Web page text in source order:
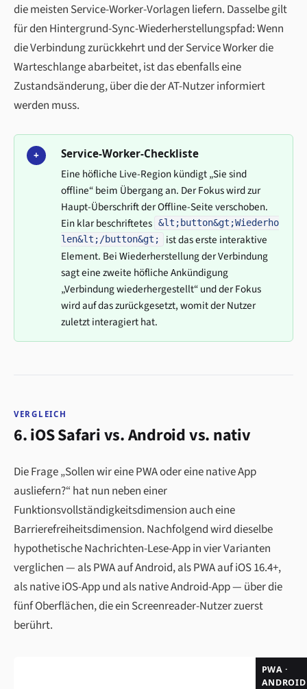
die meisten Service-Worker-Vorlagen liefern. Dasselbe gilt
für den Hintergrund-Sync-Wiederherstellungspfad: Wenn
die Verbindung zurückkehrt und der Service Worker die
Warteschlange abarbeitet, ist das ebenfalls eine
Zustandsänderung, über die der AT-Nutzer informiert
werden muss.
+ Service-Worker-Checkliste
Eine höfliche Live-Region kündigt „Sie sind
offline“ beim Übergang an. Der Fokus wird zur
Haupt-Überschrift der Offline-Seite verschoben.
Ein klar beschriftetes &lt;button&gt;Wiederho
len&lt;/button&gt;
ist das erste interaktive
Element. Bei Wiederherstellung der Verbindung
sagt eine zweite höfliche Ankündigung
„Verbindung wiederhergestellt“ und der Fokus
wird auf das zurückgesetzt, womit der Nutzer
zuletzt interagiert hat.
VERGLEICH
6. iOS Safari vs. Android vs. nativ
Die Frage „Sollen wir eine PWA oder eine native App
ausliefern?“ hat nun neben einer
Funktionsvollständigkeitsdimension auch eine
Barrierefreiheitsdimension. Nachfolgend wird dieselbe
hypothetische Nachrichten-Lese-App in vier Varianten
verglichen — als PWA auf Android, als PWA auf iOS 16.4+,
als native iOS-App und als native Android-App — über die
fünf Oberflächen, die ein Screenreader-Nutzer zuerst
berührt.
PWA ·
ANDROID